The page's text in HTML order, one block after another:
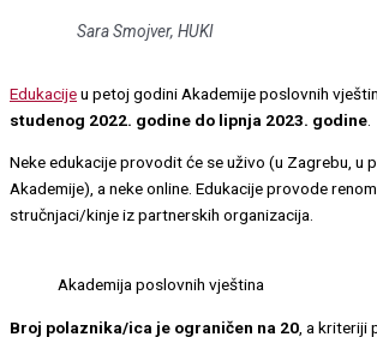
Sara Smojver, HUKI
Edukacijeu petoj godini Akademije poslovnih
studenog 2022. godine do lipnja 2023. godine
Neke edukacije provodit će se uživo (u Zagrebu, u
Akademije), a neke online. Edukacije provode
stručnjaci/kinje iz partnerskih organizacija.
Akademija poslovnih vještina
Broj polaznika/ica je ograničen na 20 , a kriteriji